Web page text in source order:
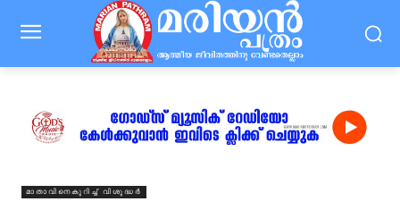
മാതാവിനെകുറിച്ച്‌ വിശുദ്ധർ